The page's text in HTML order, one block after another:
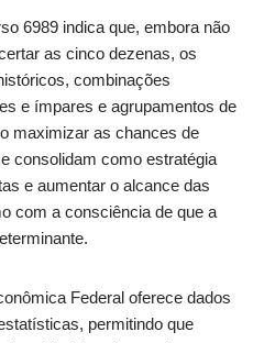
6989 indica que, embora não
as cinco dezenas, os
combinações
e ímpares e agrupamentos de
maximizar as chances de
consolidam como estratégia
e aumentar o alcance das
com a consciência de que a
Federal oferece dados
permitindo que